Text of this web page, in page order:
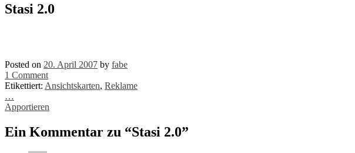
Stasi 2.0
Posted on 20. April 2007 by fabe
1 Comment
Etikettiert: Ansichtskarten, Reklame
Post
navigation
…
Apportieren
Ein Kommentar zu “Stasi 2.0”